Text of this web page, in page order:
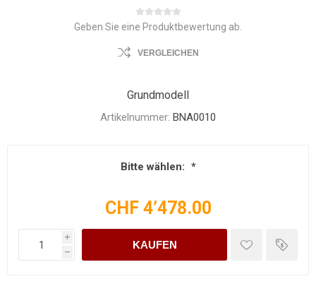
Geben Sie eine Produktbewertung ab.
VERGLEICHEN
Grundmodell
Artikelnummer: BNA0010
Bitte wählen: *
CHF 4’478.00
i
h
KAUFEN